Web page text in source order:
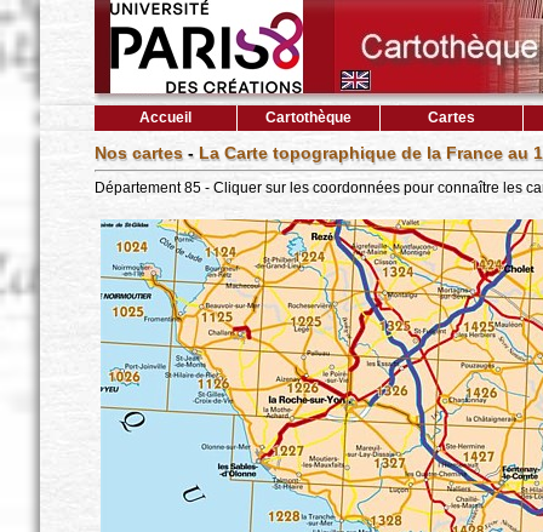
Accueil Cartothèque Cartes
Nos cartes- La Carte topographique de la France au
Département 85 - Cliquer sur les coordonnées pour connaître les